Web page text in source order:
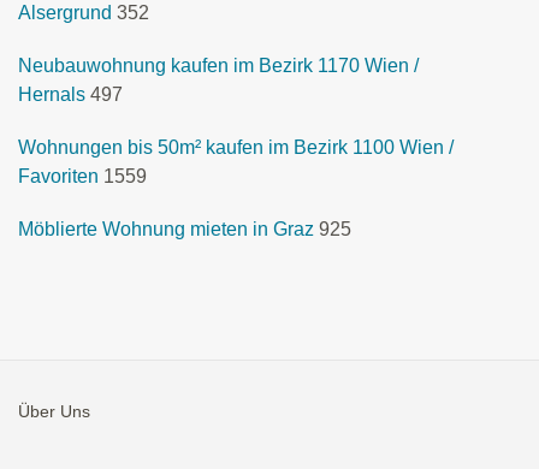
Alsergrund 352
Neubauwohnung kaufen im Bezirk 1170 Wien /
Hernals 497
Wohnungen bis 50m² kaufen im Bezirk 1100 Wien /
Favoriten 1559
Möblierte Wohnung mieten in Graz 925
Über Uns